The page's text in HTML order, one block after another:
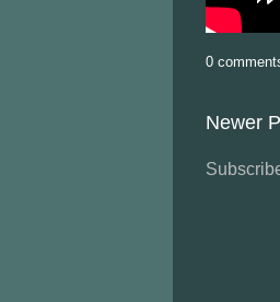
0
Newer